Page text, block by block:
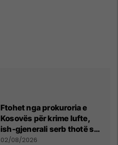
Ftohet nga prokuroria e
Kosovës për krime lufte,
ish-gjenerali serb thotë se
dikush e tradhtoi në
02/08/2026